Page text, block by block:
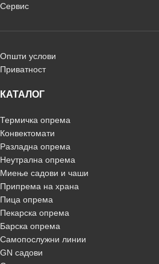
Сервис
Општи услови
Приватност
КАТАЛОГ
Термичка опрема
Конвектомати
Разладна опрема
Неутрална опрема
Миење садови и чаши
Припрема на храна
Пица опрема
Пекарска опрема
Барска опрема
Самопослужни линии
GN садови